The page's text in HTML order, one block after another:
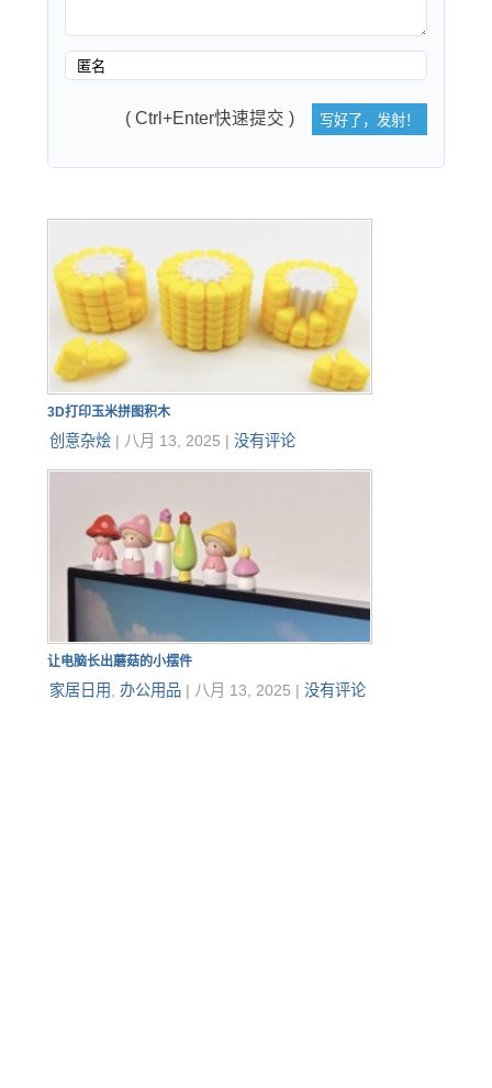
( Ctrl+Enter快速提交 )
3D打印玉米拼图积木
创意杂烩| 八月 13, 2025 | 没有评论
让电脑长出蘑菇的小摆件
家居日用, 办公用品| 八月 13, 2025 | 没有评论